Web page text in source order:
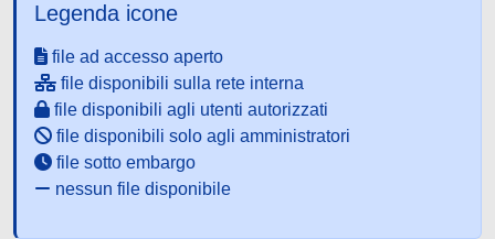
Legenda icone
file ad accesso aperto
file disponibili sulla rete interna
file disponibili agli utenti autorizzati
file disponibili solo agli amministratori
file sotto embargo
nessun file disponibile